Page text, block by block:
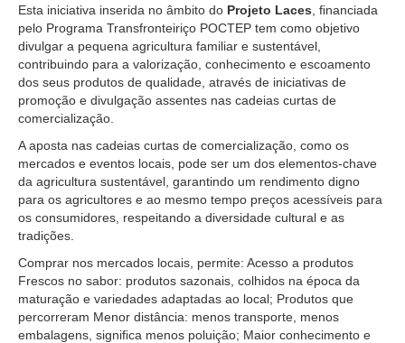
Esta iniciativa inserida no âmbito do Projeto Laces , ﬁnanciada
pelo Programa Transfronteiriço POCTEP tem como objetivo
divulgar a pequena agricultura familiar e sustentável,
contribuindo para a valorização, conhecimento e escoamento
dos seus produtos de qualidade, através de iniciativas de
promoção e divulgação assentes nas cadeias curtas de
comercialização.
A aposta nas cadeias curtas de comercialização, como os
mercados e eventos locais, pode ser um dos elementos-chave
da agricultura sustentável, garantindo um rendimento digno
para os agricultores e ao mesmo tempo preços acessíveis para
os consumidores, respeitando a diversidade cultural e as
tradições.
Comprar nos mercados locais, permite: Acesso a produtos
Frescos no sabor: produtos sazonais, colhidos na época da
maturação e variedades adaptadas ao local; Produtos que
percorreram Menor distância: menos transporte, menos
embalagens, signiﬁca menos poluição; Maior conhecimento e